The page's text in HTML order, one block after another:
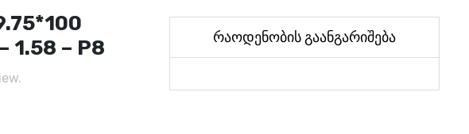
1.58 – P8
რაოდენობის გაანგარიშება